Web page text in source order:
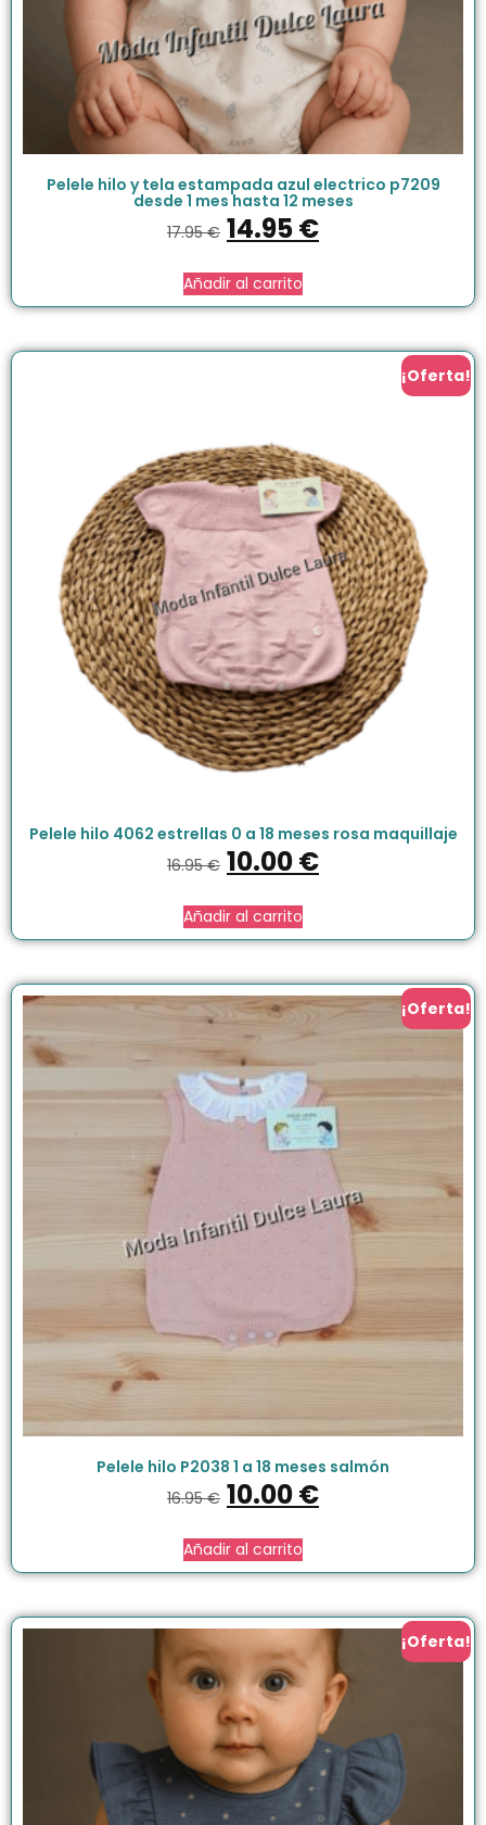
Pelele hilo y tela estampada azul electrico p7209
desde 1 mes hasta 12 meses
17.95€ 14.95€
Añadir al carrito
¡Oferta!
Pelele hilo 4062 estrellas 0 a 18 meses rosa maquillaje
16.95€ 10.00€
Añadir al carrito
¡Oferta!
Pelele hilo P2038 1 a 18 meses salmón
16.95€ 10.00€
Añadir al carrito
¡Oferta!